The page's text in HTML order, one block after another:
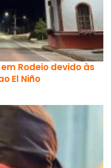
Rodeio devido às
El Niño